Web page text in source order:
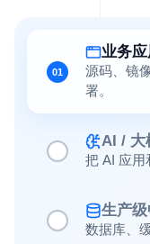
01
业务应
源码、镜
署。
AI / 大
把 AI 应用
生产
数据库、